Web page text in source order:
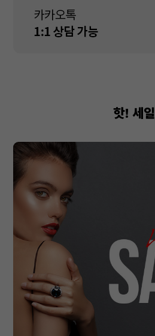
핫! 세일